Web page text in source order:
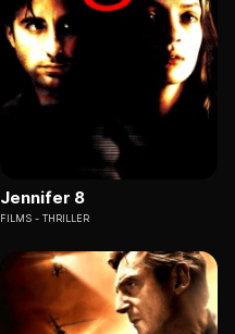
Jennifer 8
FILMS THRILLER